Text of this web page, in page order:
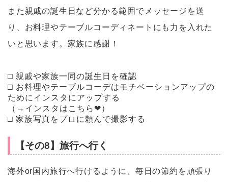
また親戚の誕生日など分かる範囲でメッセージを送
り、お料理やテーブルコーディネートにも力を入れた
いと思います。家族に感謝！
□ 親戚や家族一同の誕生日を確認
□ お料理やテーブルコーデはモチベーションアップの
ためにインスタにアップする
（→インスタはこちら❤︎）
□ 家族写真をプロに頼んで撮影する
【その8】旅行へ行く
海外or国内旅行へ行けるように、毎日の節約を頑張り